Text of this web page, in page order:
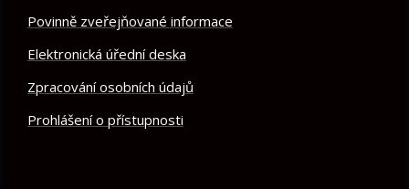
Povinně zveřejňované informace
Elektronická úřední deska
Zpracování osobních údajů
Prohlášení o přístupnosti